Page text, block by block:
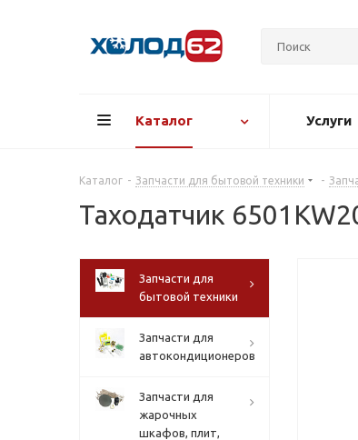
Каталог Услуги
Каталог - Запчасти для бытовой техники -
Таходатчик
Запчасти для
бытовой техники
Запчасти для
автокондиционеров
Запчасти для
жарочных
шкафов, плит,